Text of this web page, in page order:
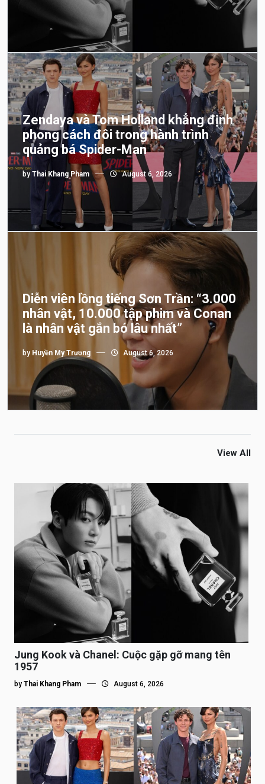
Zendaya và Tom Holland khẳng định
phong cách đôi trong hành trình
quảng bá Spider-Man
by Thai Khang Pham August 6, 2026
Diễn viên lồng tiếng Sơn Trần: “3.000
nhân vật, 10.000 tập phim và Conan
là nhân vật gắn bó lâu nhất”
by Huyền My Trương August 6, 2026
View All
Jung Kook và Chanel: Cuộc gặp gỡ mang tên
1957
by Thai Khang Pham August 6, 2026